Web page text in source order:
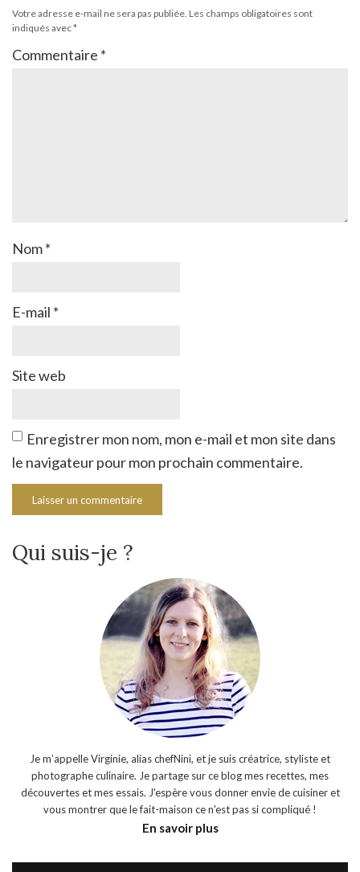
Votre adresse e-mail ne sera pas publiée. Les champs obligatoires sont
indiqués avec*
Commentaire *
Nom*
E-mail *
Site web
Enregistrer mon nom, mon e-mail et mon site dans
le navigateur pour mon prochain commentaire.
Qui suis-je ?
Je m’appelle Virginie, alias chefNini, et je suis créatrice, styliste et
photographe culinaire. Je partage sur ce blog mes recettes, mes
découvertes et mes essais. J'espère vous donner envie de cuisiner et
vous montrer que le fait-maison ce n'est pas si compliqué !
En savoir plus